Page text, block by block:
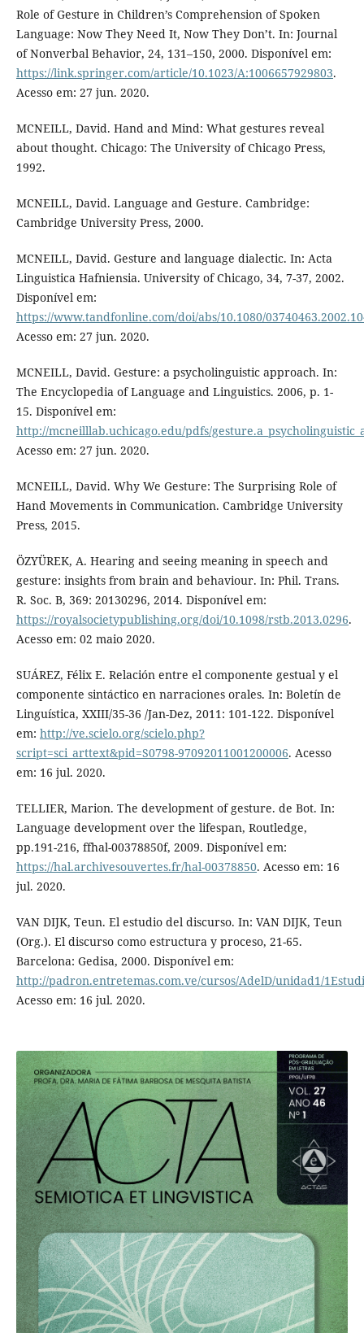
Role of Gesture in Children’s Comprehension of Spoken
Language: Now They Need It, Now They Don’t. In: Journal
of Nonverbal Behavior, 24, 131–150, 2000. Disponível em:
https://link.springer.com/article/10.1023/A:1006657929803.
Acesso em: 27 jun. 2020.
MCNEILL, David. Hand and Mind: What gestures reveal
about thought. Chicago: The University of Chicago Press,
1992.
MCNEILL, David. Language and Gesture. Cambridge:
Cambridge University Press, 2000.
MCNEILL, David. Gesture and language dialectic. In: Acta
Linguistica Hafniensia. University of Chicago, 34, 7-37, 2002.
Disponível em:
https://www.tandfonline.com/doi/abs/10.1080/
Acesso em: 27 jun. 2020.
MCNEILL, David. Gesture: a psycholinguistic approach. In:
The Encyclopedia of Language and Linguistics. 2006, p. 1-
15. Disponível em:
http://mcneilllab.uchicago.edu/pdfs/
Acesso em: 27 jun. 2020.
MCNEILL, David. Why We Gesture: The Surprising Role of
Hand Movements in Communication. Cambridge University
Press, 2015.
ÖZYÜREK, A. Hearing and seeing meaning in speech and
gesture: insights from brain and behaviour. In: Phil. Trans.
R. Soc. B, 369: 20130296, 2014. Disponível em:
https://royalsocietypublishing.org/doi/10.1098/rstb.2013.0296.
Acesso em: 02 maio 2020.
SUÁREZ, Félix E. Relación entre el componente gestual y el
componente sintáctico en narraciones orales. In: Boletín de
Linguística, XXIII/35-36 /Jan-Dez, 2011: 101-122. Disponível
em: http://ve.scielo.org/scielo.php?
script=sci_arttext&pid=S0798-97092011001200006. Acesso
em: 16 jul. 2020.
TELLIER, Marion. The development of gesture. de Bot. In:
Language development over the lifespan, Routledge,
pp.191-216, ffhal-00378850f, 2009. Disponível em:
https://hal.archivesouvertes.fr/hal-00378850. Acesso em: 16
jul. 2020.
VAN DIJK, Teun. El estudio del discurso. In: VAN DIJK, Teun
(Org.). El discurso como estructura y proceso, 21-65.
Barcelona: Gedisa, 2000. Disponível em:
http://padron.entretemas.com.ve/cursos/AdelD/unidad1/
Acesso em: 16 jul. 2020.